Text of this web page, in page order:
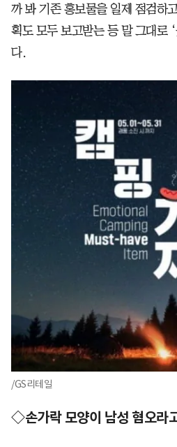
까 봐 기존 홍보물을 일제 점검하
획도 모두 보고받는 등 말 그대로
다.
/GS리테일
◇손가락 모양이 남성 혐오라